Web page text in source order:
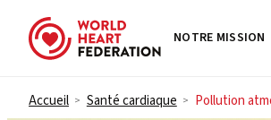
Skip to content
NOTRE MISSION
Accueil > Santé cardiaque > Pollution